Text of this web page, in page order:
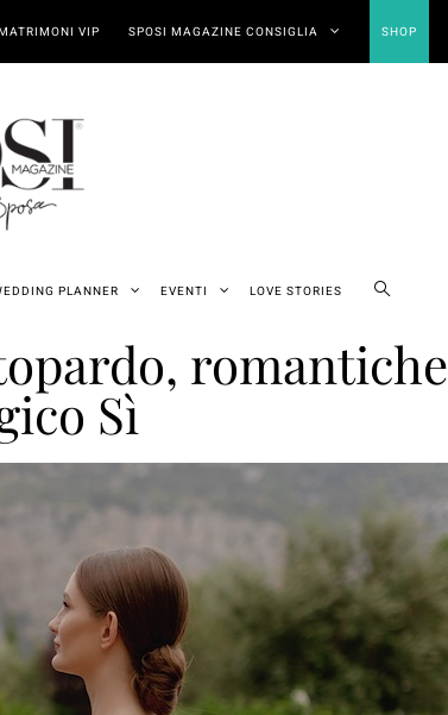
VIP SPOSI MAGAZINE CONSIGLIA SHOP
PLANNER EVENTI LOVE STORIES
romantiche
Sì